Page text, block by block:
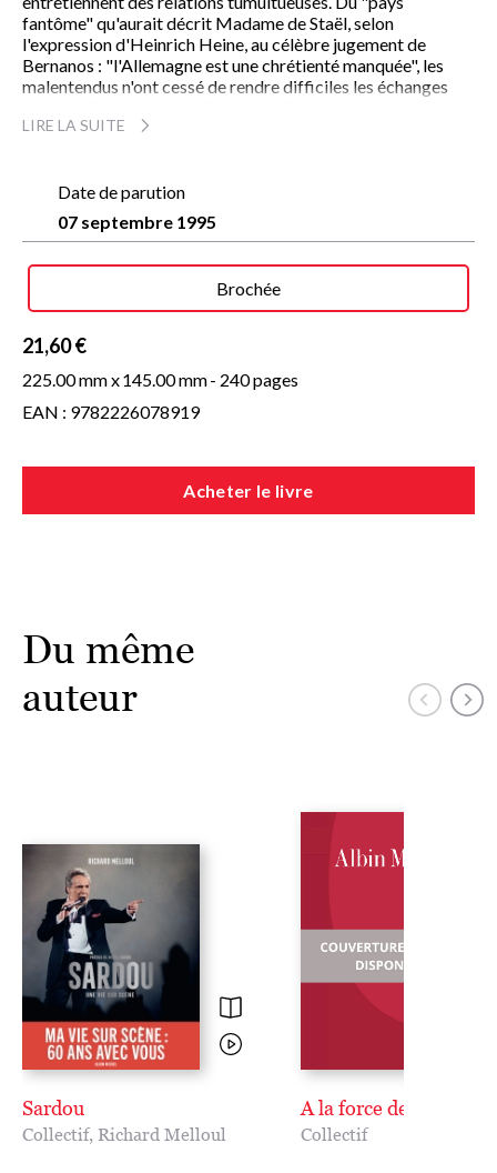
fantôme" qu'aurait décrit Madame de Staël, selon
l'expression d'Heinrich Heine, au célèbre jugement de
Bernanos : "l'Allemagne est une chrétienté manquée", les
malentendus n'ont cessé de rendre difficiles les échanges
périodes d'affrontement.
Symbolisant l'entente retrouvée, ce livre dû à l'initiative du
Haut-Conseil culturel franco-allemand et à la collaboration
d'historiens ou écrivains reconnus, recense des lieux de
les siècles, d'Aix-la-Chapelle à Berlin, de Versailles au Rhin, il
témoigne d'une haute histoire qui, si elle est comprise et
réfléchie, peut servir de modèle à la renaissance d'une
culture européenne héritière de la latinité et des "sagesses
barbares".
LIRE LA SUITE
Date de parution
07 septembre 1995
Brochée
21,60 €
225.00 mm x145.00 mm- 240 pages
EAN : 9782226078919
Acheter le livre
Du même
auteur
Sardou
Collectif, Richard Melloul
A la force des mots
Collectif